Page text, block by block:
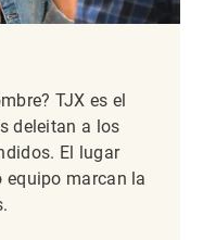
TJX es el
deleitan a los
El lugar
equipo marcan la